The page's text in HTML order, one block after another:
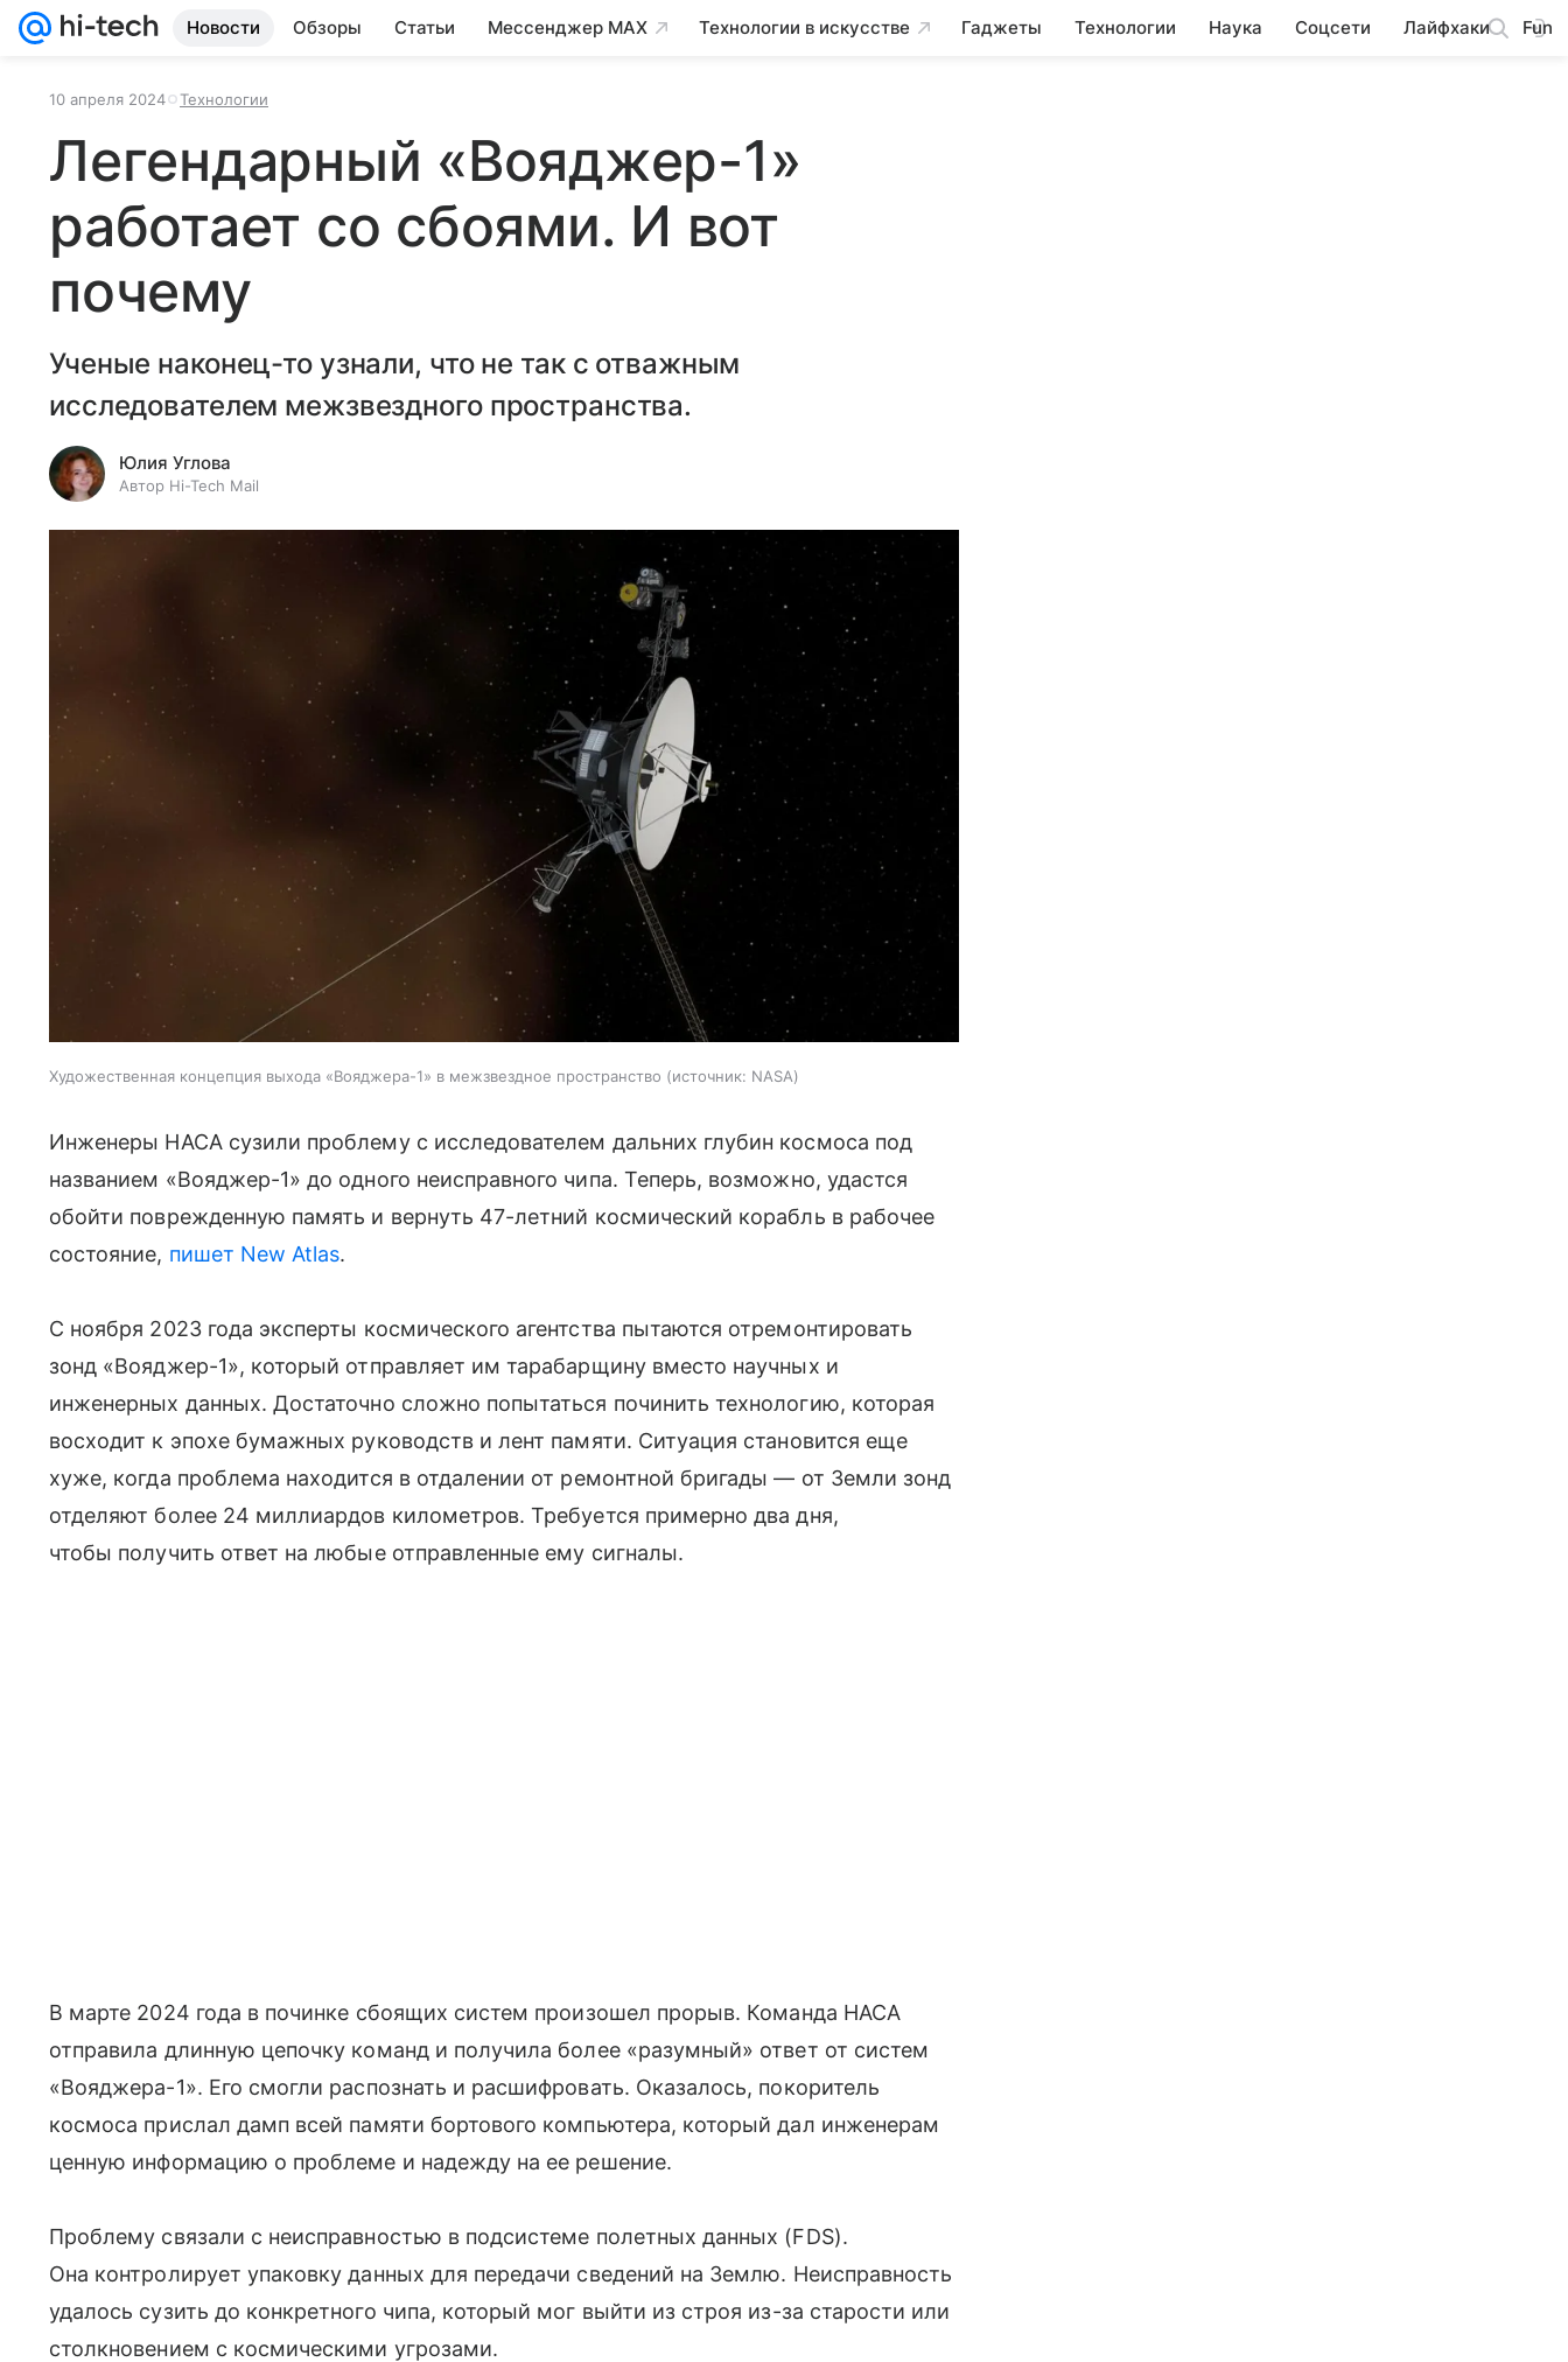
Новости Обзоры Статьи Мессенджер MAX Технологии в искусстве Гаджеты Технологии Наука Соцсети Лайфхаки Fun
10 апреля 2024 Технологии
Легендарный «Вояджер-1»
работает со сбоями. И вот
почему
Ученые наконец-то узнали, что не так с отважным
исследователем межзвездного пространства.
Юлия Углова
Автор Hi-Tech Mail
Художественная концепция выхода «Вояджера-1» в межзвездное пространство источник: NASA
Инженеры НАСА сузили проблему с исследователем дальних глубин космоса под
названием «Вояджер-1» до одного неисправного чипа. Теперь, возможно, удастся
обойти поврежденную память и вернуть 47-летний космический корабль в рабочее
состояние, пишет New Atlas.
С ноября 2023 года эксперты космического агентства пытаются отремонтировать
зонд «Вояджер-1», который отправляет им тарабарщину вместо научных и
инженерных данных. Достаточно сложно попытаться починить технологию, которая
восходит к эпохе бумажных руководств и лент памяти. Ситуация становится еще
хуже, когда проблема находится в отдалении от ремонтной бригады — от Земли зонд
отделяют более 24 миллиардов километров. Требуется примерно два дня,
чтобы получить ответ на любые отправленные ему сигналы.
В марте 2024 года в починке сбоящих систем произошел прорыв. Команда НАСА
отправила длинную цепочку команд и получила более «разумный» ответ от систем
«Вояджера-1». Его смогли распознать и расшифровать. Оказалось, покоритель
космоса прислал дамп всей памяти бортового компьютера, который дал инженерам
ценную информацию о проблеме и надежду на ее решение.
Проблему связали с неисправностью в подсистеме полетных данных (FDS).
Она контролирует упаковку данных для передачи сведений на Землю. Неисправность
удалось сузить до конкретного чипа, который мог выйти из строя из-за старости или
столкновением с космическими угрозами.